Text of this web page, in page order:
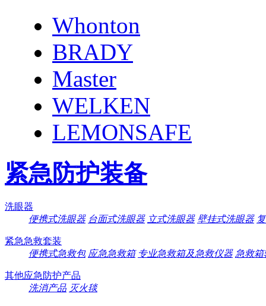
Whonton
BRADY
Master
WELKEN
LEMONSAFE
紧急防护装备
洗眼器
便携式洗眼器 台面式洗眼器 立式洗眼器 壁挂式洗眼器
紧急急救套装
便携式急救包 应急急救箱 专业急救箱及急救仪器 急救箱
其他应急防护产品
洗消产品 灭火毯